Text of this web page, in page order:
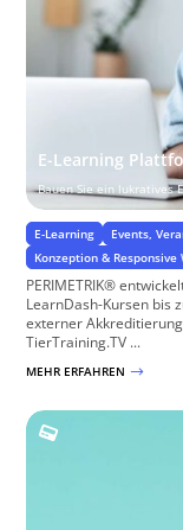
E-Learning
Bauen Sie ein lukratives
E-Learning
Events,
Konzeption & Responsive
PERIMETRIK®
LearnDash-Kursen bis
externer
TierTraining.TV ...
MEHR ERFAHREN $